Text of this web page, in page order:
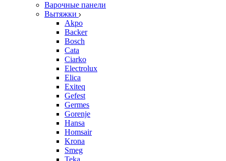
Варочные панели
Вытяжки
Akpo
Backer
Bosch
Cata
Ciarko
Electrolux
Elica
Exiteq
Gefest
Germes
Gorenje
Hansa
Homsair
Krona
Smeg
Teka